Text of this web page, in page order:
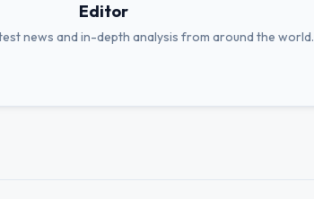
Editor
news and in-depth analysis from around the world.